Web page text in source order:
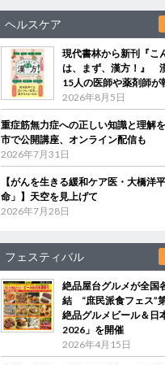
ヘルスケア
現代書林から新刊『こ
は、まず、漢方！』
15人の医師や薬剤師が
2026年8月5日
重症筋無力症への正しい知識と理解
市で公開講座、オンライン配信も
2026年7月31日
【がんを生きる緩和ケア医・大橋洋
命」】天空を見上げて
2026年7月28日
フェスティバル
絶品屋台グルメが全国
結 “庶民派食フェス”
絶品グルメビール＆日
2026」を開催
2026年4月15日